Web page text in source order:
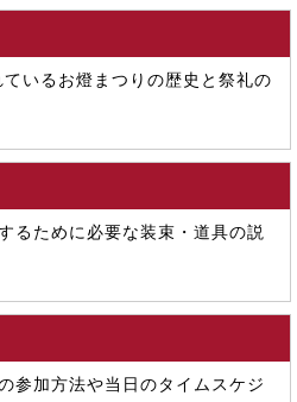
いるお燈まつりの歴史と祭礼の
るために必要な装束・道具の説
参加方法や当日のタイムスケジ